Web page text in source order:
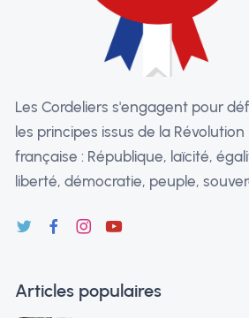
Les Cordeliers s'engagent pour
les principes issus de la Révolution
française : République, laïcité,
liberté, démocratie, peuple,
Articles populaires